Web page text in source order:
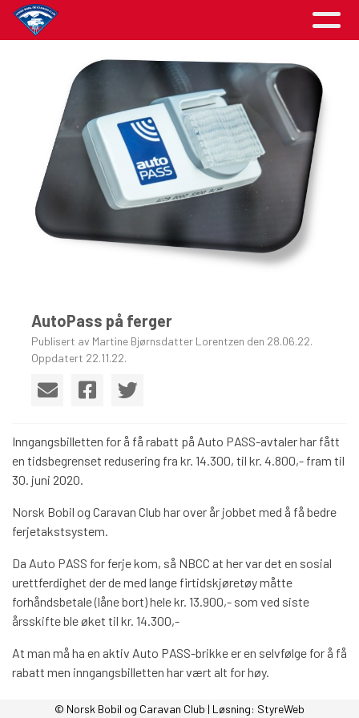
AutoPass på ferger
Publisert av Martine Bjørnsdatter Lorentzen den 28.06.22.
Oppdatert 22.11.22.
Inngangsbilletten for å få rabatt på Auto PASS-avtaler har fått
en tidsbegrenset redusering fra kr. 14.300, til kr. 4.800,- fram til
30. juni 2020.
Norsk Bobil og Caravan Club har over år jobbet med å få bedre
ferjetakstsystem.
Da Auto PASS for ferje kom, så NBCC at her var det en sosial
urettferdighet der de med lange firtidskjøretøy måtte
forhåndsbetale (låne bort) hele kr. 13.900,- som ved siste
årsskifte ble øket til kr. 14.300,-
At man må ha en aktiv Auto PASS-brikke er en selvfølge for å få
rabatt men inngangsbilletten har vært alt for høy.
Her har NBCC gjort henvendelser direkte til
© Norsk Bobil og Caravan Club | Løsning: StyreWeb